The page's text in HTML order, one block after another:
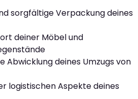
sorgfältige Verpackung deines
deiner Möbel und
Abwicklung deines Umzugs von
logistischen Aspekte deines